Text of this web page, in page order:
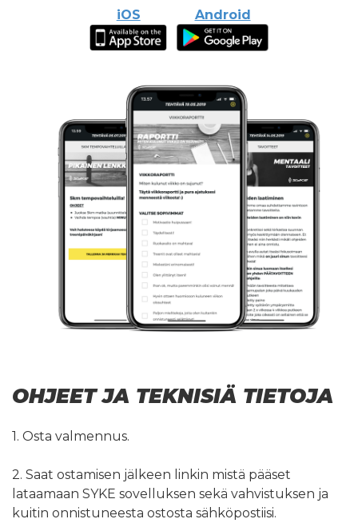
iOS Android
OHJEET JA TEKNISIÄ TIETOJA
1. Osta valmennus.
2. Saat ostamisen jälkeen linkin mistä pääset
lataamaan SYKE sovelluksen sekä vahvistuksen ja
kuitin onnistuneesta ostosta sähköpostiisi.